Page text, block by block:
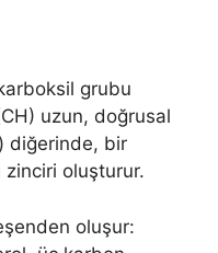
grubu
uzun, doğrusal
) diğerinde, bir
zinciri oluşturur.
oluşur: